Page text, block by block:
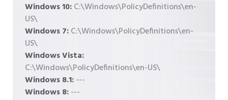
Windows 10:C:\Windows\PolicyDefinitions\en-
US\
Windows 7:C:\Windows\PolicyDefinitions\en-
US\
Windows Vista:
C:\Windows\PolicyDefinitions\en-US\
Windows 8.1:---
Windows 8:---